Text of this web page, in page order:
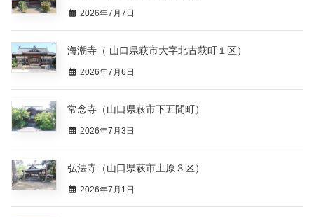
2026年7月7日
海潮寺（ 山口県萩市大字北古萩町１区）
2026年7月6日
常念寺（山口県萩市下五間町）
2026年7月3日
弘法寺（山口県萩市土原３区）
2026年7月1日